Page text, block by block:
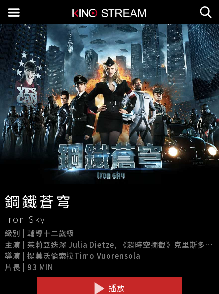
鋼鐵蒼穹
Iron Sky
級別 | 輔導十二歲級
主演 | 茱莉亞迭澤 Julia Dietze, 《超時空攔截》克里斯多夫科比 Christopher Kirby, 《帝國毀滅》戈茲奧圖 Gotz Otto, 《縮小人生》烏多基爾 Udo Kier
導演 | 提莫沃倫索拉Timo Vuorensola
片長 | 93 MIN
播放